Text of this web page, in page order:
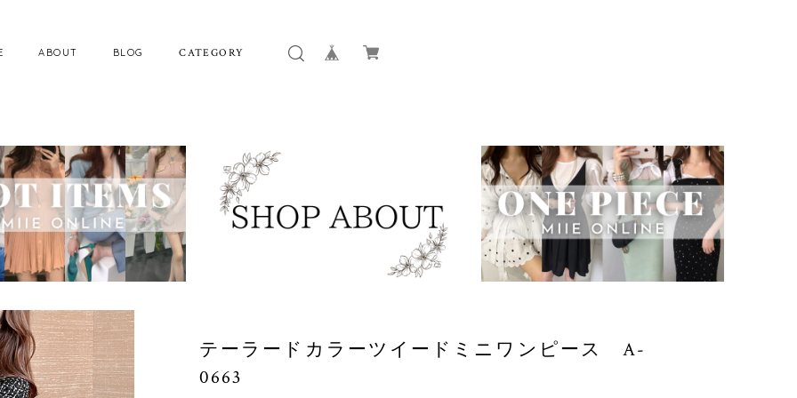
ABOUT BLOG CATEGORY
テーラードカラーツイードミニワンピース A-
0663